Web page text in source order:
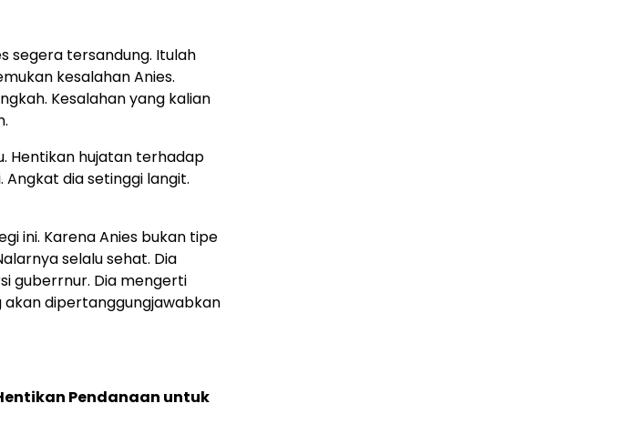
segera tersandung. Itulah
kesalahan Anies.
Kesalahan yang kalian
Hentikan hujatan terhadap
Angkat dia setinggi langit.
ini. Karena Anies bukan tipe
selalu sehat. Dia
guberrnur. Dia mengerti
dipertanggungjawabkan
Pendanaan untuk